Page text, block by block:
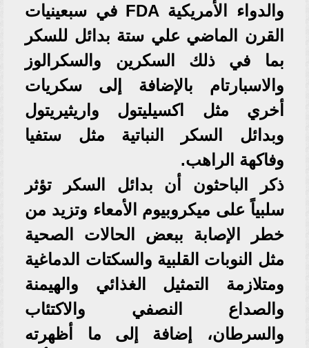
والدواء الأمريكية FDA في سبعينيات
القرن الماضي علي ستة بدائل للسكر
بما في ذلك السكرين والسكرالوز
والاسبارتام بالإضافة إلى سكريات
أخري مثل اكسيليتول واريثيريتول
وبدائل السكر النباتية مثل ستفيا
وفاكهة الراهب.
ذكر الباحثون أن بدائل السكر تؤثر
سلبياً على ميكروبيوم الأمعاء وتزيد من
خطر الإصابة ببعض الحالات الصحية
مثل النوبات القلبية والسكتات الدماغية
ومتلازمة التمثيل الغذائي والهيمنة
والصداع النصفي والاكتئاب
والسرطان، إضافة إلى ما أظهرته